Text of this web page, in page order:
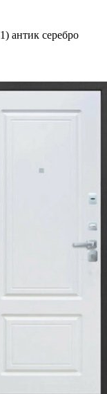
антик серебро